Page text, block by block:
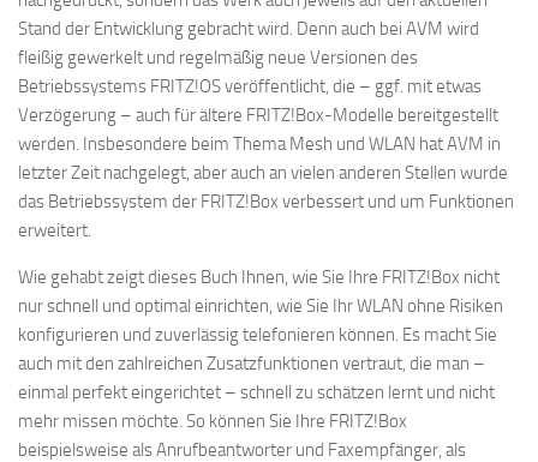
Stand der Entwicklung gebracht wird. Denn auch bei AVM wird
fleißig gewerkelt und regelmäßig neue Versionen des
Betriebssystems FRITZ!OS veröffentlicht, die – ggf. mit etwas
Verzögerung – auch für ältere FRITZ!Box-Modelle bereitgestellt
werden. Insbesondere beim Thema Mesh und WLAN hat AVM in
letzter Zeit nachgelegt, aber auch an vielen anderen Stellen wurde
das Betriebssystem der FRITZ!Box verbessert und um Funktionen
erweitert.
Wie gehabt zeigt dieses Buch Ihnen, wie Sie Ihre FRITZ!Box nicht
nur schnell und optimal einrichten, wie Sie Ihr WLAN ohne Risiken
konfigurieren und zuverlässig telefonieren können. Es macht Sie
auch mit den zahlreichen Zusatzfunktionen vertraut, die man –
einmal perfekt eingerichtet – schnell zu schätzen lernt und nicht
mehr missen möchte. So können Sie Ihre FRITZ!Box
beispielsweise als Anrufbeantworter und Faxempfänger, als